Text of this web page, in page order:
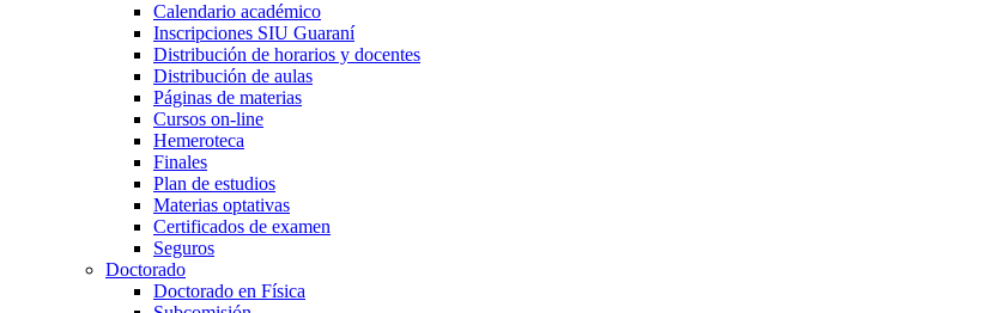
Calendario académico
Inscripciones SIU Guaraní
Distribución de horarios y docentes
Distribución de aulas
Páginas de materias
Cursos on-line
Hemeroteca
Finales
Plan de estudios
Materias optativas
Certificados de examen
Seguros
Doctorado
Doctorado en Física